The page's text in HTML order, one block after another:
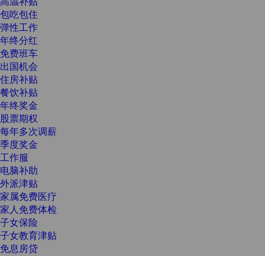
包吃包住
弹性工作
年终分红
免费班车
出国机会
住房补贴
餐饮补贴
年终奖金
股票期权
每年多次调薪
季度奖金
工作服
电脑补助
外派津贴
家属免费医疗
家人免费体检
子女保险
子女教育津贴
免息房贷